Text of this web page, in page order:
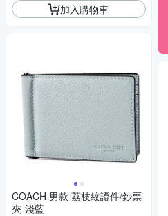
加入購物車
COACH 男款 荔枝紋證件/鈔票
夾-淺藍